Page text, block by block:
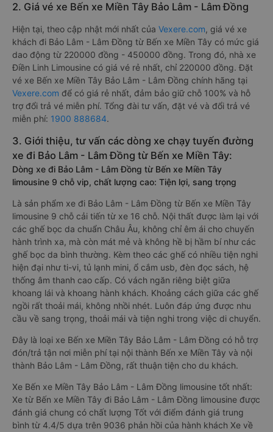
2. Giá vé xe Bến xe Miền Tây Bảo Lâm - Lâm Đồng
Hiện tại, theo cập nhật mới nhất của Vexere.com, giá vé xe
khách đi Bảo Lâm - Lâm Đồng từ Bến xe Miền Tây có mức giá
dao động từ 220000 đồng - 450000 đồng. Trong đó, nhà xe
Điền Linh Limousine có giá vé rẻ nhất, chỉ 220000 đồng. Đặt
vé xe Bến xe Miền Tây Bảo Lâm - Lâm Đồng chính hãng tại
Vexere.com để có giá rẻ nhất, đảm bảo giữ chỗ 100% và hỗ
trợ đổi trả vé miễn phí. Tổng đài tư vấn, đặt vé và đổi trả vé
miễn phí: 1900 888684.
3. Giới thiệu, tư vấn các dòng xe chạy tuyến đường
xe đi Bảo Lâm - Lâm Đồng từ Bến xe Miền Tây:
Dòng xe đi Bảo Lâm - Lâm Đồng từ Bến xe Miền Tây
limousine 9 chỗ vip, chất lượng cao: Tiện lợi, sang trọng
Là sản phẩm xe đi Bảo Lâm - Lâm Đồng từ Bến xe Miền Tây
limousine 9 chỗ cải tiến từ xe 16 chỗ. Nội thất được làm lại với
các ghế bọc da chuẩn Châu Âu, không chỉ êm ái cho chuyến
hành trình xa, mà còn mát mẻ và không hề bị hầm bí như các
ghế bọc da bình thường. Kèm theo các ghế có nhiều tiện nghi
hiện đại như ti-vi, tủ lạnh mini, ổ cắm usb, đèn đọc sách, hệ
thống âm thanh cao cấp. Có vách ngăn riêng biệt giữa
khoang lái và khoang hành khách. Khoảng cách giữa các ghế
ngồi rất thoải mái, không nhồi nhét. Luôn đáp ứng được nhu
cầu về sang trọng, thoải mái và tiện nghi trong việc di chuyển.
Đây là loại xe Bến xe Miền Tây Bảo Lâm - Lâm Đồng có hỗ trợ
đón/trả tận nơi miễn phí tại nội thành Bến xe Miền Tây và nội
thành Bảo Lâm - Lâm Đồng, rất thuận tiện cho du khách.
Xe Bến xe Miền Tây Bảo Lâm - Lâm Đồng limousine tốt nhất:
Xe từ Bến xe Miền Tây đi Bảo Lâm - Lâm Đồng limousine được
đánh giá chung có chất lượng Tốt với điểm đánh giá trung
bình từ 4.4/5 dựa trên 9036 phản hồi của hành khách Xe về